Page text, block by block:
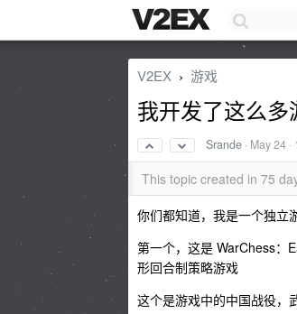
V2EX › 游戏
我开发了这么
Srande · May 24
This topic created in 75
你们都知道，我是一个独立
第一个，这是 WarChess：
形回合制策略游戏
这个是游戏中的中国战役，